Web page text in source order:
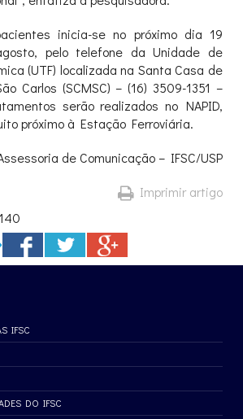
inicia-se no próximo dia 19
pelo telefone da Unidade de
(UTF) localizada na Santa Casa de
Carlos (SCMSC) – (16) 3509-1351 –
serão realizados no NAPID,
próximo à Estação Ferroviária.
de Comunicação – IFSC/USP
Imprimir artigo
IFSC
DO IFSC